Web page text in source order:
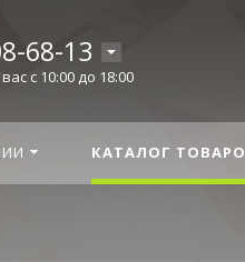
68-13
с 10:00 до 18:00
КАТАЛОГ